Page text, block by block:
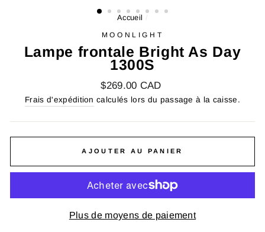
Accueil /
MOONLIGHT
Lampe frontale Bright As Day
1300S
Prix
régulier
$269.00 CAD
Frais d'expédition calculés lors du passage à la caisse.
AJOUTER AU PANIER
Plus de moyens de paiement